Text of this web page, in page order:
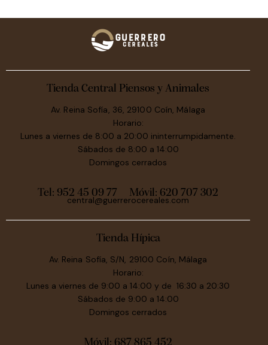
Tienda Central Piensos y Animales
Av. Reina Sofía, 36, 29100 Coín, Málaga
Horario:
Lunes a viernes de 8:00 a 20:00 ininterrumpidamente.
Sábados de 8:00 a 14:00
Domingos cerrados
Tel: 952 45 09 77 Móvil: 620 707 302
central@guerrerocereales.com
Tienda Hípica
Av. Reina Sofía, S/N, 29100 Coín, Málaga
Horario:
Lunes a viernes de 9:00 a 14:00 y de 16:30 a 20:30
Sábados de 9:00 a 14:00
Domingos cerrados